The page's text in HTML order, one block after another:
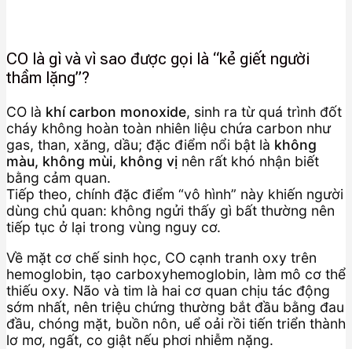
CO là gì và vì sao được gọi là “kẻ giết người
thầm lặng”?
CO là khí carbon monoxide, sinh ra từ quá trình đốt
cháy không hoàn toàn nhiên liệu chứa carbon như
gas, than, xăng, dầu; đặc điểm nổi bật là không
màu, không mùi, không vị nên rất khó nhận biết
bằng cảm quan.
Tiếp theo, chính đặc điểm “vô hình” này khiến người
dùng chủ quan: không ngửi thấy gì bất thường nên
tiếp tục ở lại trong vùng nguy cơ.
Về mặt cơ chế sinh học, CO cạnh tranh oxy trên
hemoglobin, tạo carboxyhemoglobin, làm mô cơ thể
thiếu oxy. Não và tim là hai cơ quan chịu tác động
sớm nhất, nên triệu chứng thường bắt đầu bằng đau
đầu, chóng mặt, buồn nôn, uể oải rồi tiến triển thành
lơ mơ, ngất, co giật nếu phơi nhiễm nặng.